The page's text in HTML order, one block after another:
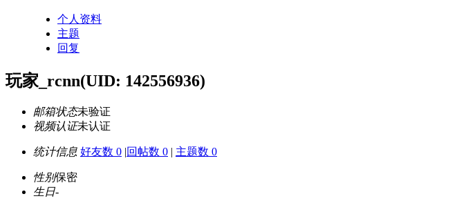
个人资料
主题
回复
玩家_rcnn(UID: 142556936)
邮箱状态未验证
视频认证未认证
统计信息 好友数 0 |回帖数 0 | 主题数 0
性别保密
生日-